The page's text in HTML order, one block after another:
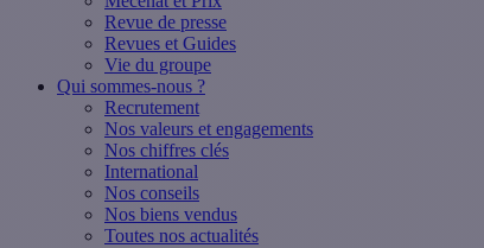
Revue de presse
Revues et Guides
Vie du groupe
Qui sommes-nous ?
Recrutement
Nos valeurs et engagements
Nos chiffres clés
International
Nos conseils
Nos biens vendus
Toutes nos actualités